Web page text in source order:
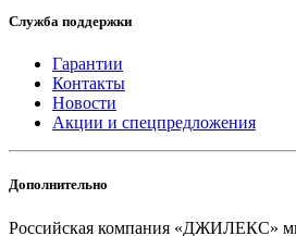
Служба поддержки
Гарантии
Контакты
Новости
Акции и спецпредложения
Дополнительно
Российская компания «ДЖИЛЕКС»